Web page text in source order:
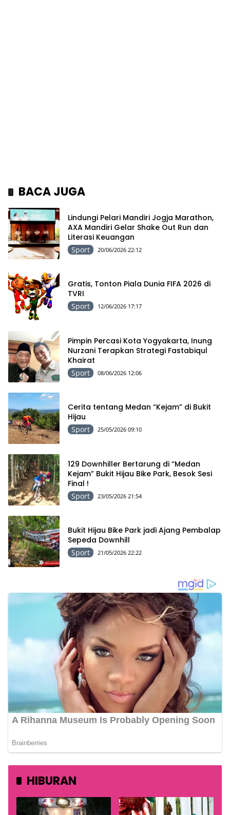
BACA JUGA
Lindungi Pelari Mandiri Jogja Marathon,
AXA Mandiri Gelar Shake Out Run dan
Literasi Keuangan
Sport 20/06/2026 22:12
Gratis, Tonton Piala Dunia FIFA 2026 di
TVRI
Sport 12/06/2026 17:17
Pimpin Percasi Kota Yogyakarta, Inung
Nurzani Terapkan Strategi Fastabiqul
Khairat
Sport 08/06/2026 12:06
Cerita tentang Medan “Kejam” di Bukit
Hijau
Sport 25/05/2026 09:10
129 Downhiller Bertarung di “Medan
Kejam” Bukit Hijau Bike Park, Besok Sesi
Final !
Sport 23/05/2026 21:54
Bukit Hijau Bike Park jadi Ajang Pembalap
Sepeda Downhill
Sport 21/05/2026 22:22
HIBURAN